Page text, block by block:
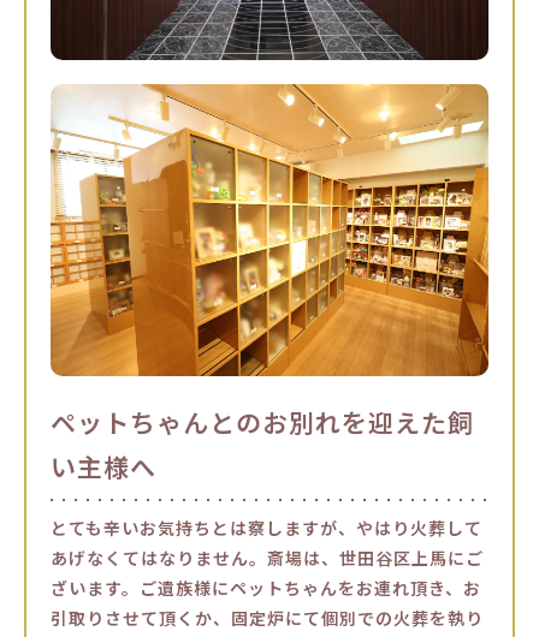
ペットちゃんとのお別れを迎えた飼
い主様へ
とても辛いお気持ちとは察しますが、やはり火葬して
あげなくてはなりません。斎場は、世田谷区上馬にご
ざいます。ご遺族様にペットちゃんをお連れ頂き、お
引取りさせて頂くか、固定炉にて個別での火葬を執り